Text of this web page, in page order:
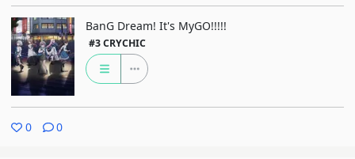
BanG Dream! It's MyGO!!!!!
#3 CRYCHIC
0 0